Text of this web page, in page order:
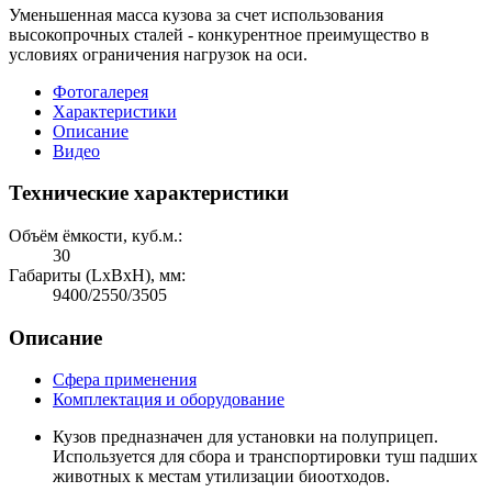
Уменьшенная масса кузова за счет использования
высокопрочных сталей - конкурентное преимущество в
условиях ограничения нагрузок на оси.
Фотогалерея
Характеристики
Описание
Видео
Технические характеристики
Объём ёмкости, куб.м.:
30
Габариты (LхBхH), мм:
9400/2550/3505
Описание
Сфера применения
Комплектация и оборудование
Кузов предназначен для установки на полуприцеп.
Используется для сбора и транспортировки туш падших
животных к местам утилизации биоотходов.